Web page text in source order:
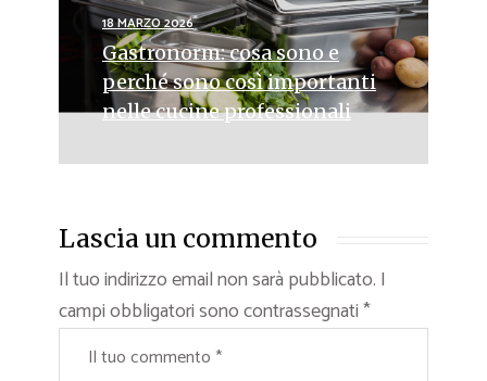
18 MARZO 2026
Gastronorm: cosa sono e
perché sono così importanti
nelle cucine professionali
Lascia un commento
Il tuo indirizzo email non sarà pubblicato. I
campi obbligatori sono contrassegnati*